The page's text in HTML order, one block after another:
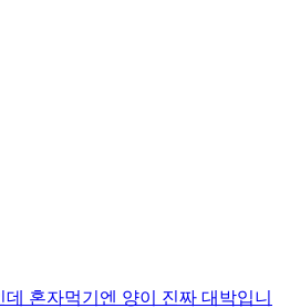
혼자먹기엔 양이 진짜 대박입니